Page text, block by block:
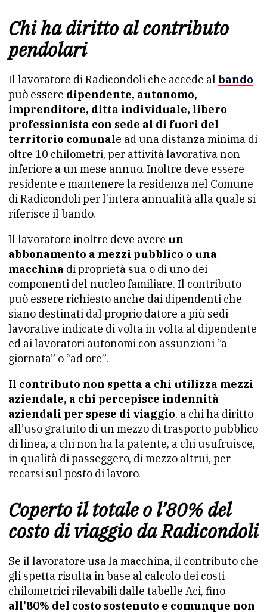
Chi ha diritto al contributo
pendolari
Il lavoratore di Radicondoli che accede al bando
può essere dipendente, autonomo,
imprenditore, ditta individuale, libero
professionista con sede al di fuori del
territorio comunale ad una distanza minima di
oltre 10 chilometri, per attività lavorativa non
inferiore a un mese annuo. Inoltre deve essere
residente e mantenere la residenza nel Comune
di Radicondoli per l’intera annualità alla quale si
riferisce il bando.
Il lavoratore inoltre deve avere un
abbonamento a mezzi pubblico o una
macchina di proprietà sua o di uno dei
componenti del nucleo familiare. Il contributo
può essere richiesto anche dai dipendenti che
siano destinati dal proprio datore a più sedi
lavorative indicate di volta in volta al dipendente
ed ai lavoratori autonomi con assunzioni “a
giornata” o “ad ore”.
Il contributo non spetta a chi utilizza mezzi
aziendale, a chi percepisce indennità
aziendali per spese di viaggio, a chi ha diritto
all’uso gratuito di un mezzo di trasporto pubblico
di linea, a chi non ha la patente, a chi usufruisce,
in qualità di passeggero, di mezzo altrui, per
recarsi sul posto di lavoro.
Coperto il totale o l’80% del
costo di viaggio da Radicondoli
Se il lavoratore usa la macchina, il contributo che
gli spetta risulta in base al calcolo dei costi
chilometrici rilevabili dalle tabelle Aci, fino
all’80% del costo sostenuto e comunque non